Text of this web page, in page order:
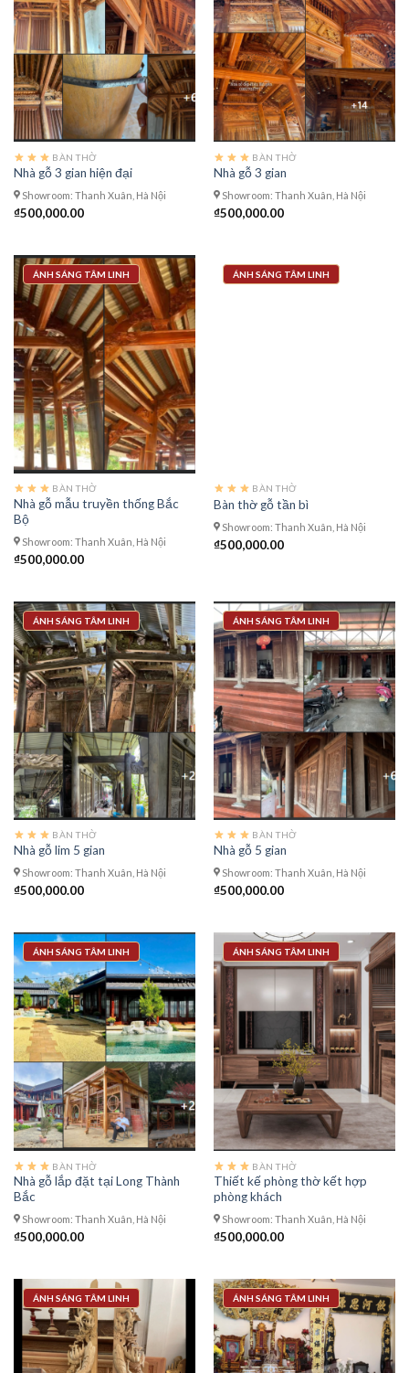
BÀN THỜ
Nhà gỗ 3 gian hiện đại
Showroom: Thanh Xuân, Hà Nội
₫500,000.00
BÀN THỜ
Nhà gỗ 3 gian
Showroom: Thanh Xuân, Hà Nội
₫500,000.00
ÁNH SÁNG TÂM LINH
BÀN THỜ
Nhà gỗ mẫu truyền thống Bắc
Bộ
Showroom: Thanh Xuân, Hà Nội
₫500,000.00
ÁNH SÁNG TÂM LINH
BÀN THỜ
Bàn thờ gỗ tần bì
Showroom: Thanh Xuân, Hà Nội
₫500,000.00
ÁNH SÁNG TÂM LINH
BÀN THỜ
Nhà gỗ lim 5 gian
Showroom: Thanh Xuân, Hà Nội
₫500,000.00
ÁNH SÁNG TÂM LINH
BÀN THỜ
Nhà gỗ 5 gian
Showroom: Thanh Xuân, Hà Nội
₫500,000.00
ÁNH SÁNG TÂM LINH
BÀN THỜ
Nhà gỗ lắp đặt tại Long Thành
Bắc
Showroom: Thanh Xuân, Hà Nội
₫500,000.00
ÁNH SÁNG TÂM LINH
BÀN THỜ
Thiết kế phòng thờ kết hợp
phòng khách
Showroom: Thanh Xuân, Hà Nội
₫500,000.00
ÁNH SÁNG TÂM LINH ÁNH SÁNG TÂM LINH